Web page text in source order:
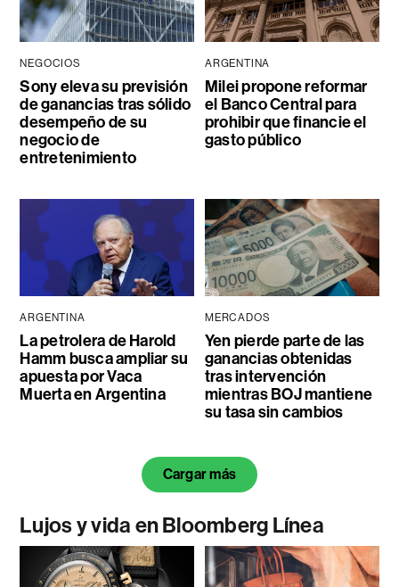
NEGOCIOS
Sony eleva su previsión
de ganancias tras sólido
desempeño de su
negocio de
entretenimiento
ARGENTINA
Milei propone reformar
el Banco Central para
prohibir que financie el
gasto público
ARGENTINA
La petrolera de Harold
Hamm busca ampliar su
apuesta por Vaca
Muerta en Argentina
MERCADOS
Yen pierde parte de las
ganancias obtenidas
tras intervención
mientras BOJ mantiene
su tasa sin cambios
Cargar más
Lujos y vida en Bloomberg Línea